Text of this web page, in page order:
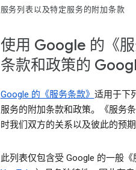
服务列表以及特定服务的附加条款
使用 Google 的《
条款和政策的
Google 的《服务条款》 适用于下
服务的附加条款和政策。《服务
时我们双方的关系以及彼此的预期
此列表仅包含受 Google 的一般